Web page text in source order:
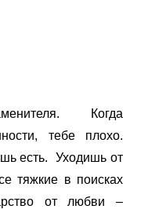
Когда
тебе плохо.
есть. Уходишь от
тяжкие в поисках
от любви –